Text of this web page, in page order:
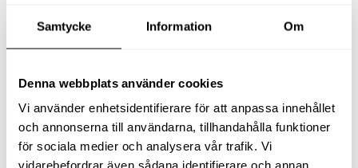
Samtycke Information Om
Denna webbplats använder cookies
Vi använder enhetsidentifierare för att anpassa innehållet
och annonserna till användarna, tillhandahålla funktioner
för sociala medier och analysera vår trafik. Vi
vidarebefordrar även sådana identifierare och annan
Alla produkter
Slangfäste
Textil- & Våtdammsugare
Tillbehör Textil- & våtdammsugare
Adaptrar
Dammsugare